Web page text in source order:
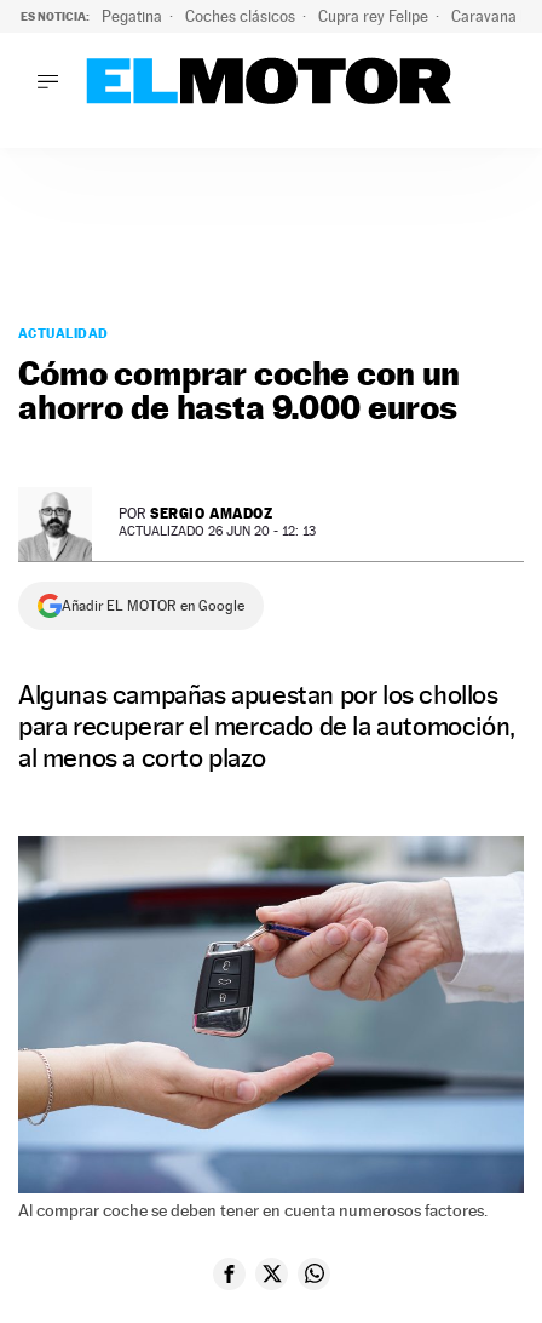
ES NOTICIA: Pegatina Coches clásicos Cupra rey Felipe Caravana
PODCAST
MOTOS
TECNOLOGÍA
PREMIOS
SERVICIOS
ACTUALIDAD
Cómo comprar coche con un
ahorro de hasta 9.000 euros
POR SERGIO AMADOZ
ACTUALIZADO 26 JUN 20 - 12: 13
Añadir EL MOTOR en Google
Algunas campañas apuestan por los chollos
para recuperar el mercado de la automoción,
al menos a corto plazo
Al comprar coche se deben tener en cuenta numerosos factores.